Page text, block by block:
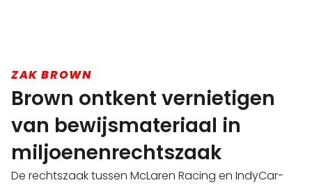
ZAK BROWN
Brown ontkent vernietigen
van bewijsmateriaal in
miljoenenrechtszaak
De rechtszaak tussen McLaren Racing en IndyCar-